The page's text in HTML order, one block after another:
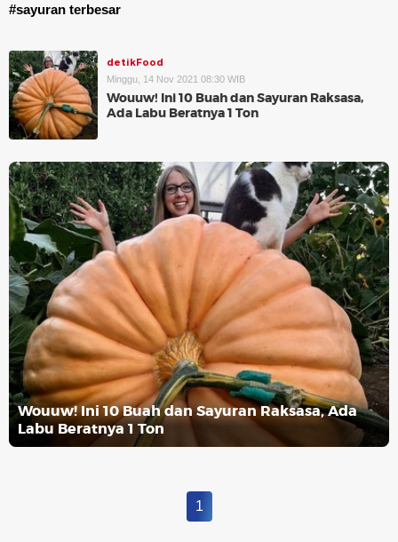
#sayuran terbesar
detikFood
Minggu, 14 Nov 2021 08:30 WIB
Wouuw! Ini 10 Buah dan Sayuran Raksasa,
Ada Labu Beratnya 1 Ton
Wouuw! Ini 10 Buah dan Sayuran Raksasa, Ada
Labu Beratnya 1 Ton
1